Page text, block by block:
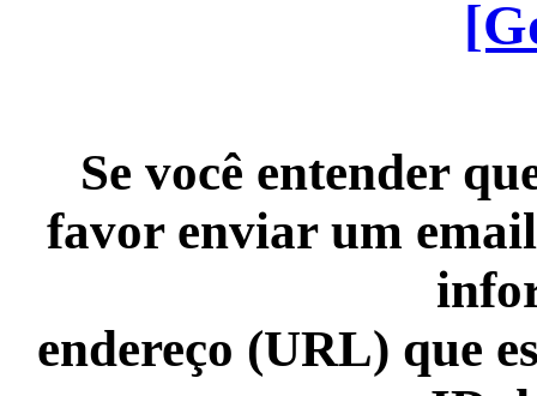
Se você entender
favor enviar um
endereço (URL) que